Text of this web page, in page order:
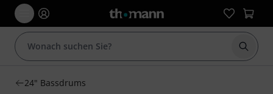
Suche
24" Bassdrums